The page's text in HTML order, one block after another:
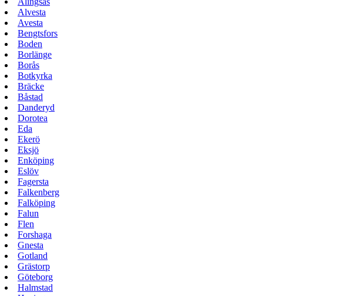
Alvesta
Avesta
Bengtsfors
Boden
Borlänge
Borås
Botkyrka
Bräcke
Båstad
Danderyd
Dorotea
Eda
Ekerö
Eksjö
Enköping
Eslöv
Fagersta
Falkenberg
Falköping
Falun
Flen
Forshaga
Gnesta
Gotland
Grästorp
Göteborg
Halmstad